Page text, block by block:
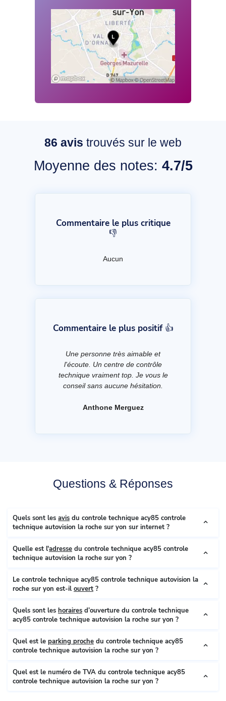
86 avis trouvés sur le web
Moyenne des notes: 4.7/5
Commentaire le plus critique
👎
Aucun
Commentaire le plus positif 👍
Une personne très aimable et
l'écoute. Un centre de contrôle
technique vraiment top. Je vous le
conseil sans aucune hésitation.
Anthone Merguez
Questions & Réponses
Quels sont les avis du controle technique acy85 controle
technique autovision la roche sur yon sur internet ?
Quelle est l'adresse du controle technique acy85 controle
technique autovision la roche sur yon ?
Le controle technique acy85 controle technique autovision la
roche sur yon est-il ouvert ?
Quels sont les horaires d’ouverture du controle technique
acy85 controle technique autovision la roche sur yon ?
Quel est le parking proche du controle technique acy85
controle technique autovision la roche sur yon ?
Quel est le numéro de TVA du controle technique acy85
controle technique autovision la roche sur yon ?